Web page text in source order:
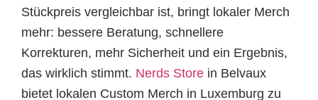
Stückpreis vergleichbar ist, bringt lokaler Merch
mehr: bessere Beratung, schnellere
Korrekturen, mehr Sicherheit und ein Ergebnis,
das wirklich stimmt. Nerds Store in Belvaux
bietet lokalen Custom Merch in Luxemburg zu